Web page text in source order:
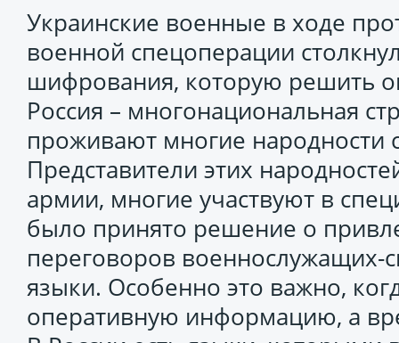
Украинские военные в ходе
военной спецоперации
шифрования, которую решить
Россия – многонациональная
проживают многие
Представители этих
армии, многие участвуют в
было принято решение о
переговоров военнослужащих-
языки. Особенно это важно,
оперативную информацию, а